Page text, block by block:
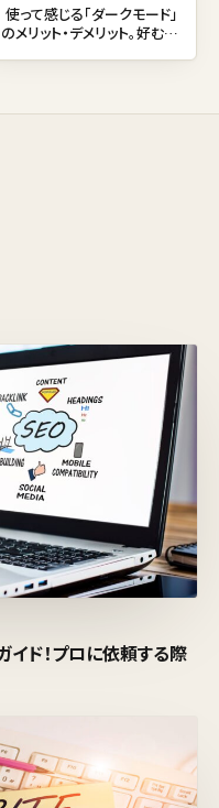
使って感じる「ダークモード」
のメリット・デメリット。好む人
ド！プロに依頼する際